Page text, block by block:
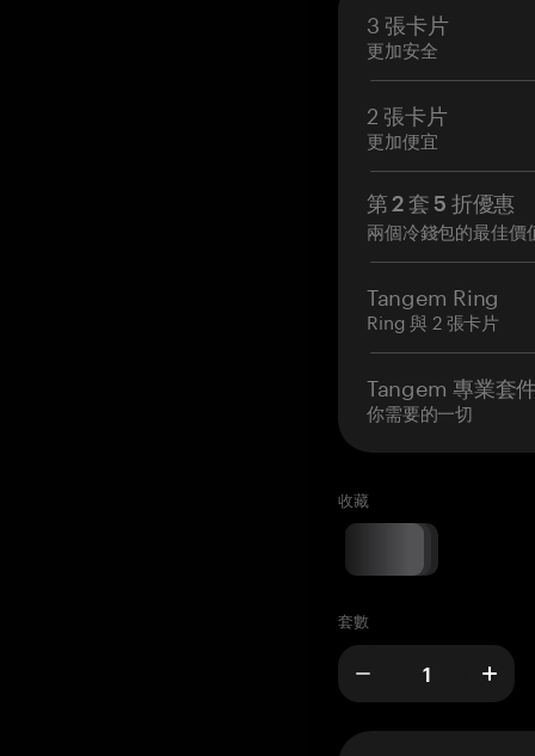
3 張卡片
更加安全
2 張卡片
更加便宜
第 2 套 5 折優惠
兩個冷錢包的最佳價
Tangem Ring
Ring 與 2 張卡片
Tangem 專業套
你需要的一切
收藏
套數